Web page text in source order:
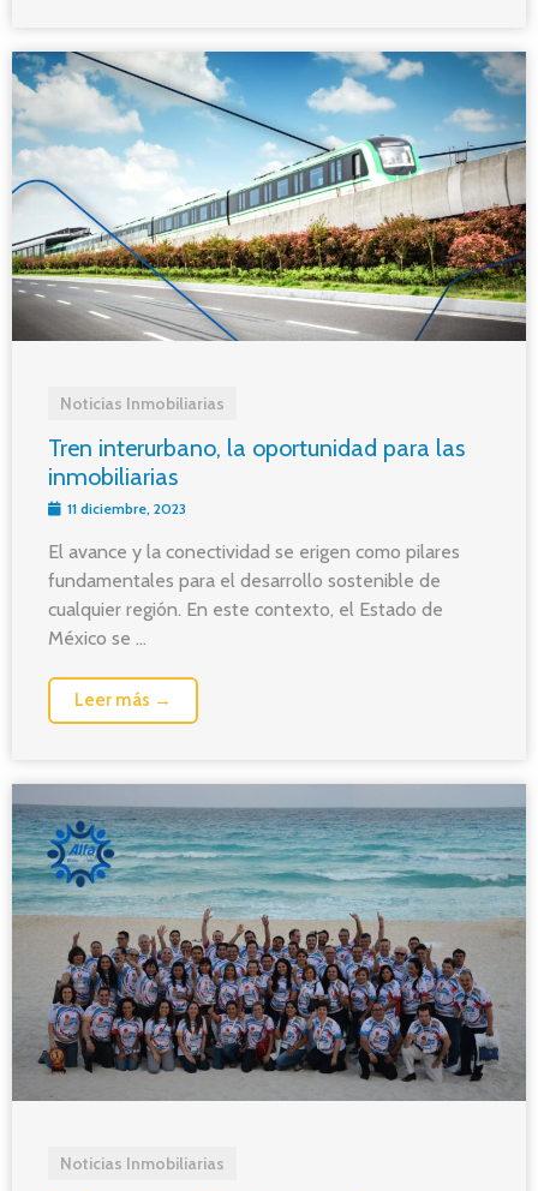
Noticias Inmobiliarias
Tren interurbano, la oportunidad para las
inmobiliarias
11 diciembre, 2023
El avance y la conectividad se erigen como pilares
fundamentales para el desarrollo sostenible de
cualquier región. En este contexto, el Estado de
México se ...
Leer más →
Noticias Inmobiliarias